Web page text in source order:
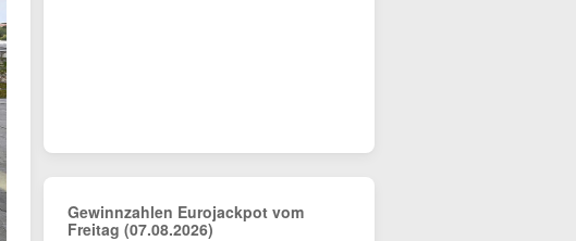
Gewinnzahlen Eurojackpot vom
Freitag (07.08.2026)